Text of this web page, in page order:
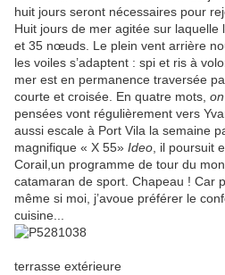
huit jours seront nécessaires pour
Huit jours de mer agitée sur laquelle
et 35 nœuds. Le plein vent arrière
les voiles s’adaptent : spi et ris à
mer est en permanence traversée
courte et croisée. En quatre mots,
pensées vont régulièrement vers
aussi escale à Port Vila la semaine
magnifique « X 55» Ideo , il poursuit
Corail,un programme de tour du
catamaran de sport. Chapeau ! Car
même si moi, j’avoue préférer le
cuisine...
....
terrasse extérieure